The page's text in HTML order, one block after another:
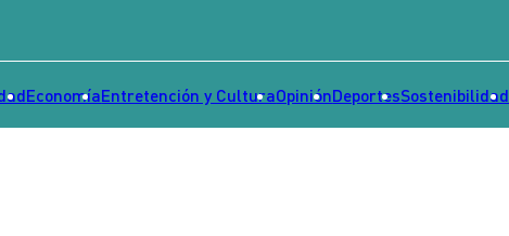
EconomíaEntretención y CulturaOpiniónDeportesSostenibilidad